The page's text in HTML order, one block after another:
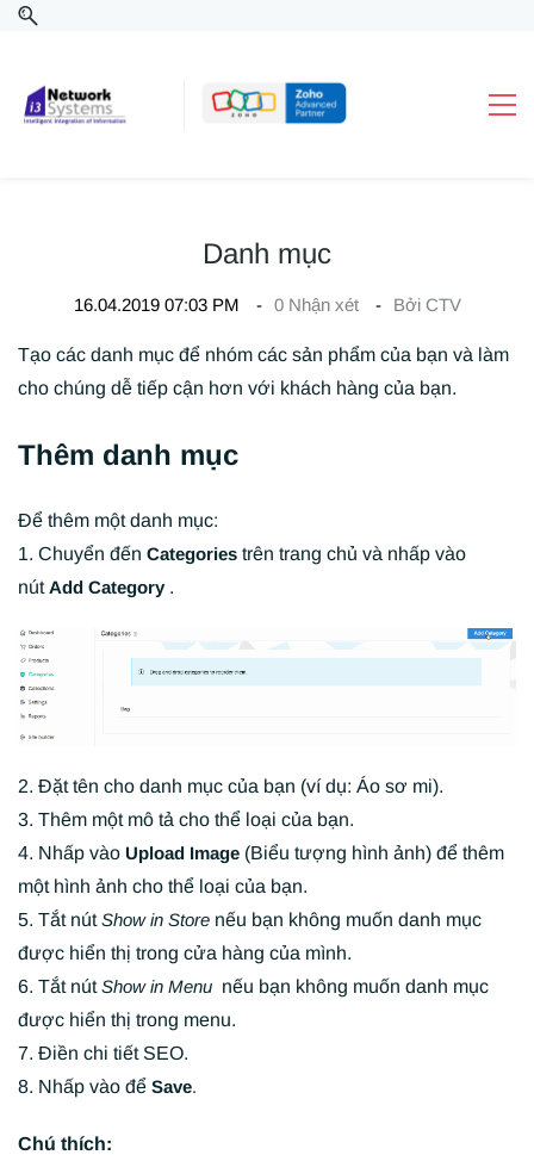
Danh mục
16.04.2019 07:03 PM 0Nhận xét Bởi CTV
Tạo các danh mục để nhóm các sản phẩm của bạn và làm
cho chúng dễ tiếp cận hơn với khách hàng của bạn.
Thêm danh mục
Để thêm một danh mục:
1. Chuyển đến Categories trên trang chủ và nhấp vào
nút Add Category .
2. Đặt tên cho danh mục của bạn (ví dụ: Áo sơ mi).
3. Thêm một mô tả cho thể loại của bạn.
4. Nhấp vào Upload Image (Biểu tượng hình ảnh) để thêm
một hình ảnh cho thể loại của bạn.
5. Tắt nútShow in Store nếu bạn không muốn danh mục
được hiển thị trong cửa hàng của mình.
6. Tắt nútShow in Menu nếu bạn không muốn danh mục
được hiển thị trong menu.
7. Điền chi tiết SEO.
8. Nhấp vào để Save.
Chú thích: